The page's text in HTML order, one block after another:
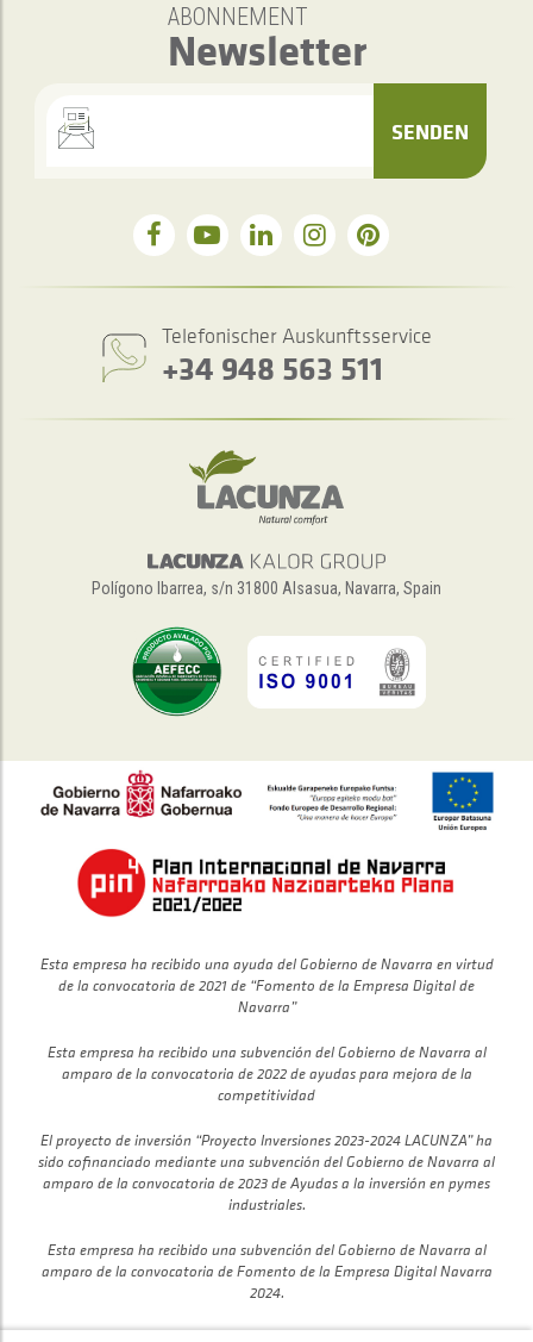
ABONNEMENT
Newsletter
SENDEN
Telefonischer Auskunftsservice
+34 948 563 511
Polígono Ibarrea, s/n 31800 Alsasua, Navarra, Spain
Esta empresa ha recibido una ayuda del Gobierno de Navarra en virtud
de la convocatoria de 2021 de “Fomento de la Empresa Digital de
Navarra”
Esta empresa ha recibido una subvención del Gobierno de Navarra al
amparo de la convocatoria de 2022 de ayudas para mejora de la
competitividad
El proyecto de inversión “Proyecto Inversiones 2023-2024 LACUNZA” ha
sido cofinanciado mediante una subvención del Gobierno de Navarra al
amparo de la convocatoria de 2023 de Ayudas a la inversión en pymes
industriales.
Esta empresa ha recibido una subvención del Gobierno de Navarra al
amparo de la convocatoria de Fomento de la Empresa Digital Navarra
2024.